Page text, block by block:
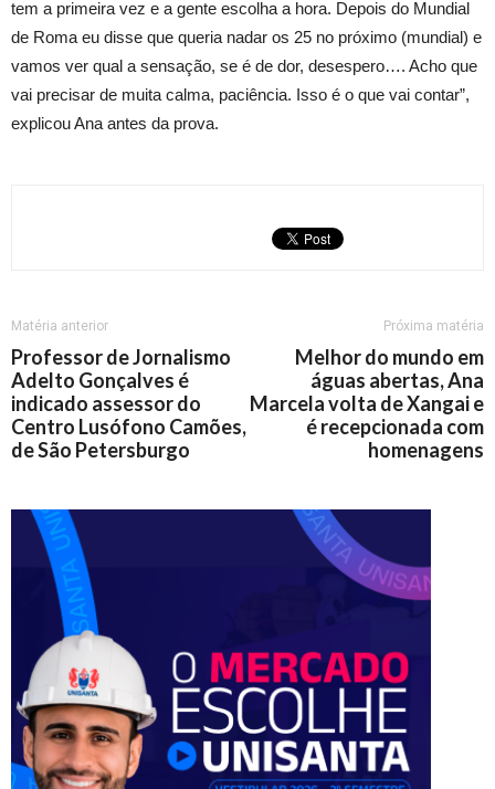
tem a primeira vez e a gente escolha a hora. Depois do Mundial
de Roma eu disse que queria nadar os 25 no próximo (mundial) e
vamos ver qual a sensação, se é de dor, desespero…. Acho que
vai precisar de muita calma, paciência. Isso é o que vai contar”,
explicou Ana antes da prova.
Matéria anterior
Professor de Jornalismo
Adelto Gonçalves é
indicado assessor do
Centro Lusófono Camões,
de São Petersburgo
Próxima matéria
Melhor do mundo em
águas abertas, Ana
Marcela volta de Xangai e
é recepcionada com
homenagens